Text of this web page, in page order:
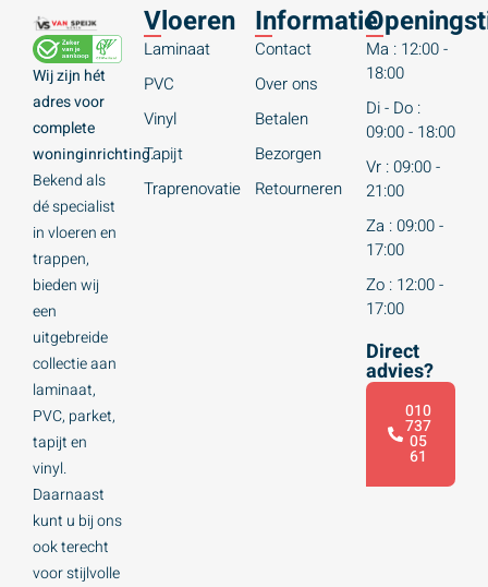
Wij zijn hét
adres voor
complete
woninginrichting.
Bekend als
dé specialist
in vloeren en
trappen,
bieden wij
een
uitgebreide
collectie aan
laminaat,
PVC, parket,
tapijt en
vinyl.
Daarnaast
kunt u bij ons
ook terecht
voor stijlvolle
Vloeren
Laminaat
PVC
Vinyl
Tapijt
Traprenovatie
Informatie
Contact
Over ons
Betalen
Bezorgen
Retourneren
Ma : 12:00 -
18:00
Di - Do :
09:00 - 18:00
Vr : 09:00 -
21:00
Za : 09:00 -
17:00
Zo : 12:00 -
17:00
Direct
advies?
010
737
05
61